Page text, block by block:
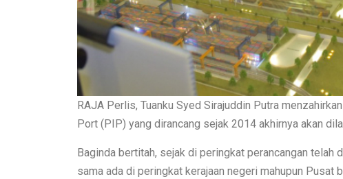
RAJA Perlis, Tuanku Syed Sirajuddin Putra
Port (PIP) yang dirancang sejak 2014 akhirnya akan
Baginda bertitah, sejak di peringkat perancangan telah
sama ada di peringkat kerajaan negeri mahupun Pusat